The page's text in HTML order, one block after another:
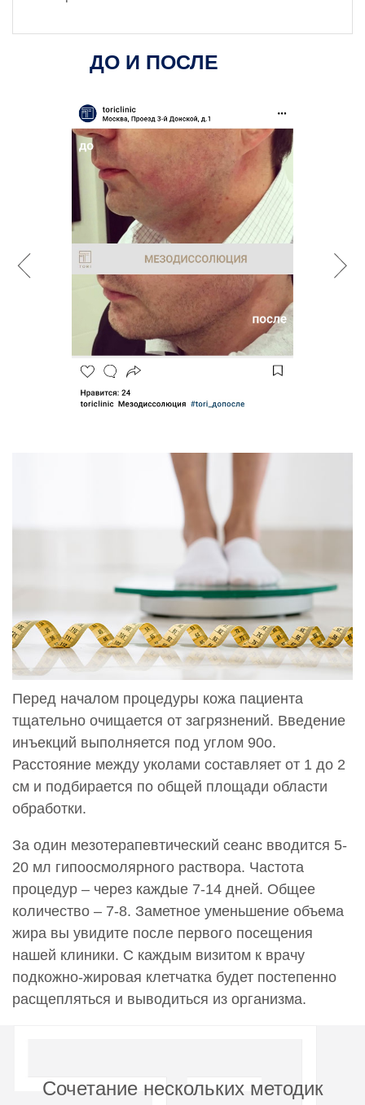
ДО И ПОСЛЕ
Перед началом процедуры кожа пациента
тщательно очищается от загрязнений. Введение
инъекций выполняется под углом 90o.
Расстояние между уколами составляет от 1 до 2
см и подбирается по общей площади области
обработки.
За один мезотерапевтический сеанс вводится 5-
20 мл гипоосмолярного раствора. Частота
процедур – через каждые 7-14 дней. Общее
количество – 7-8. Заметное уменьшение объема
жира вы увидите после первого посещения
нашей клиники. С каждым визитом к врачу
подкожно-жировая клетчатка будет постепенно
расщепляться и выводиться из организма.
Сочетание нескольких методик